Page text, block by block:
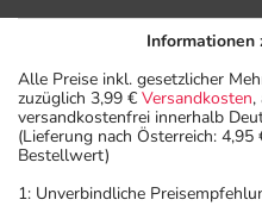
Informationen
Alle Preise inkl. gesetzlicher
zuzüglich 3,99 € Versandkosten,
versandkostenfrei innerhalb
(Lieferung nach Österreich:
Bestellwert)
1: Unverbindliche